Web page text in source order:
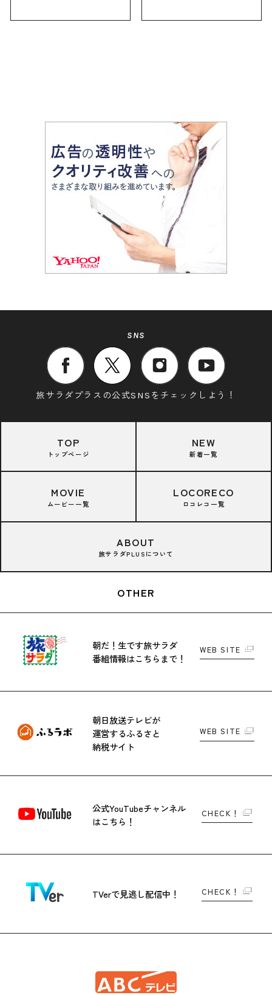
お土産・ばらまき用ま
SNS
旅サラダプラスの公式SNSをチェックしよう！
TOP
トップページ
NEW
新着一覧
MOVIE
ムービー一覧
LOCORECO
ロコレコ一覧
ABOUT
旅サラダPLUSについて
OTHER
朝だ！生です旅サラダ
番組情報はこちらまで！
WEB SITE
朝日放送テレビが
運営するふるさと
納税サイト
WEB SITE
公式YouTubeチャンネル
はこちら！
CHECK！
TVerで見逃し配信中！ CHECK！